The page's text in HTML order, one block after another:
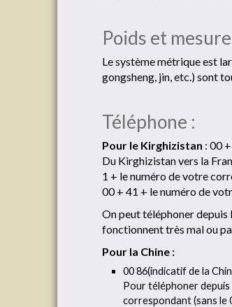
Poids et
Le système métrique est
gongsheng, jin, etc.) sont
Téléphone :
Pour le Kirghizistan : 00
Du Kirghizistan vers la
1 + le numéro de votre
00 + 41 + le numéro de
On peut téléphoner depuis
fonctionnent très mal ou
Pour la Chine :
00 86(indicatif de la
Pour téléphoner depuis
correspondant (sans le